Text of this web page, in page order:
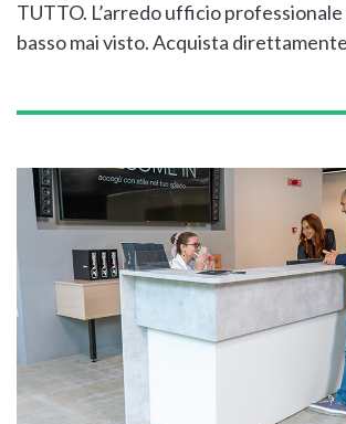
TUTTO. L’arredo ufficio professionale
basso mai visto. Acquista